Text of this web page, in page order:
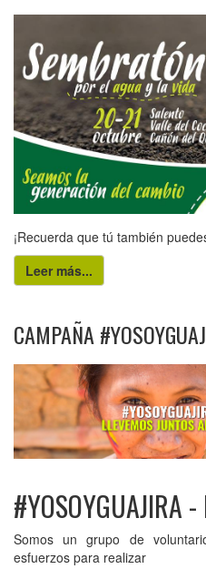
¡Recuerda que tú también
Leer más...
CAMPAÑA
#YOSOYGUAJIRA
Somos un grupo de
esfuerzos para realizar